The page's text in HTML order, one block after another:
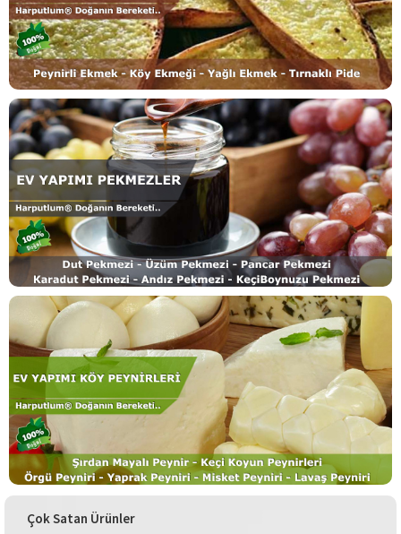
Çok Satan Ürünler